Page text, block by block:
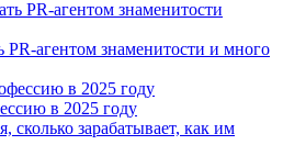
PR-агентом знаменитости и много
в 2025 году